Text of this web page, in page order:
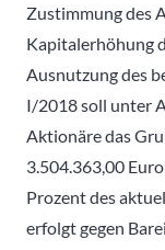
Zustimmung des
Kapitalerhöhung
Ausnutzung des
I/2018 soll unter
Aktionäre das
3.504.363,00
Prozent des
erfolgt gegen